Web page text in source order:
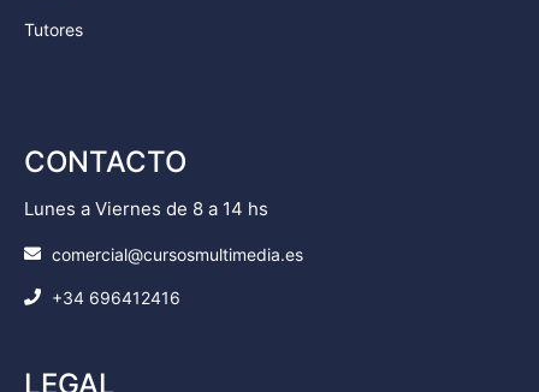
Tutores
CONTACTO
Lunes a Viernes de 8 a 14 hs
comercial@cursosmultimedia.es
+34 696412416
LEGAL